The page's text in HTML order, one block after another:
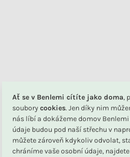
Ať se v Benlemi cítíte jako doma,
soubory cookies. Jen díky nim
nás líbí a dokážeme domov
údaje budou pod naší střechu v
můžete zároveň kdykoliv odvolat,
chráníme vaše osobní údaje, najdete